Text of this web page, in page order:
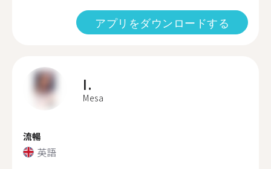
アプリをダウンロードする
I.
Mesa
流暢
英語